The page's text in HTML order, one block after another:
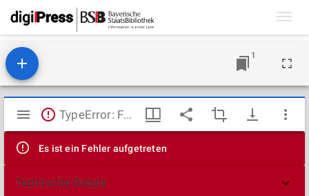
1
Mirador
Viewer
TypeError: Failed to fetch
Es ist ein Fehler aufgetreten
Technische Details